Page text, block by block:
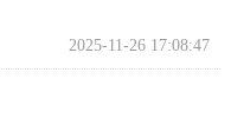
2025-11-26 17:08:47